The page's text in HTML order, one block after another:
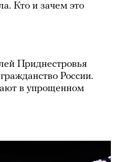
Кто и зачем это
Приднестровья
России.
в упрощенном